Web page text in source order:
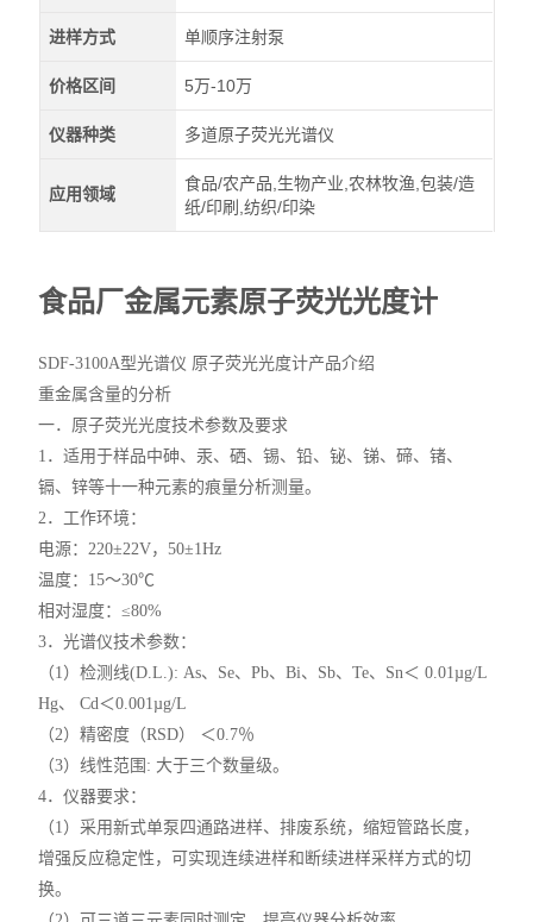
进样方式 单顺序注射泵
价格区间 5万-10万
仪器种类 多道原子荧光光谱仪
应用领域
食品/农产品,生物产业,农林牧渔,包装/造
纸/印刷,纺织/印染
食品厂金属元素原子荧光光度计
SDF-3100A型光谱仪 原子荧光光度计产品介绍
重金属含量的分析
一．原子荧光光度技术参数及要求
1．适用于样品中砷、汞、硒、锡、铅、铋、锑、碲、锗、
镉、锌等十一种元素的痕量分析测量。
2．工作环境：
电源：220±22V，50±1Hz
温度：15～30℃
相对湿度：≤80%
3．光谱仪技术参数：
（1）检测线(D.L.): As、Se、Pb、Bi、Sb、Te、Sn＜ 0.01µg/L
Hg、 Cd＜0.001µg/L
（2）精密度（RSD） ＜0.7％
（3）线性范围: 大于三个数量级。
4．仪器要求：
（1）采用新式单泵四通路进样、排废系统，缩短管路长度，
增强反应稳定性，可实现连续进样和断续进样采样方式的切
换。